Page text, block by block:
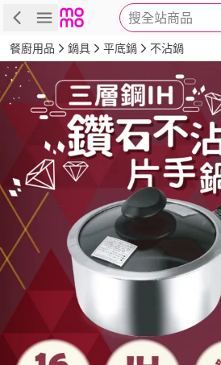
搜全站商品
商品 評價 詳情
餐廚用品 鍋具 平底鍋 不沾鍋